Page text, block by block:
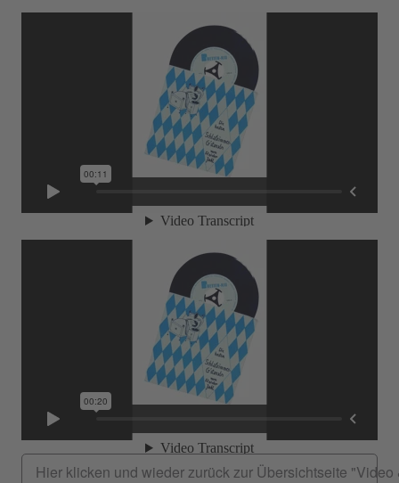
Hier klicken und wieder zurück zur Übersichtseite